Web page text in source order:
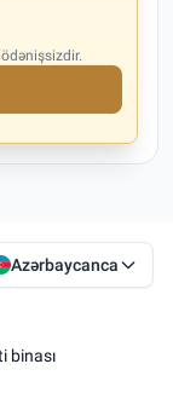
Azərbaycanca
binası